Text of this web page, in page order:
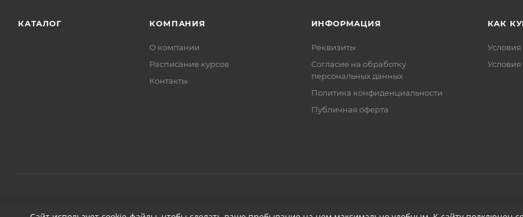
КАТАЛОГ КОМПАНИЯ
О компании
Расписание курсов
Контакты
ИНФОРМАЦИЯ
Реквизиты
Соглаcие на обработку
персональных данных
Политика конфиденциальности
Публичная оферта
КАК
Условия
Условия